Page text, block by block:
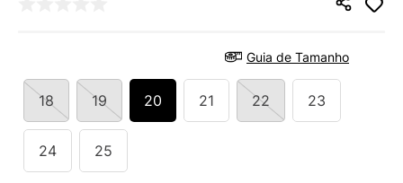
Guia de Tamanho
18 19 20 21 22 23
24 25